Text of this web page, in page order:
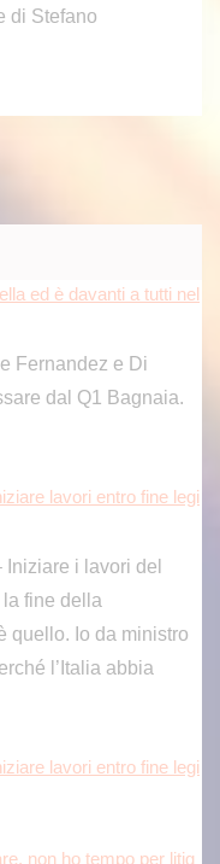
di Stefano
ed è davanti a tutti nel
dal Q1 Bagnaia.
fine della
l’Italia abbia